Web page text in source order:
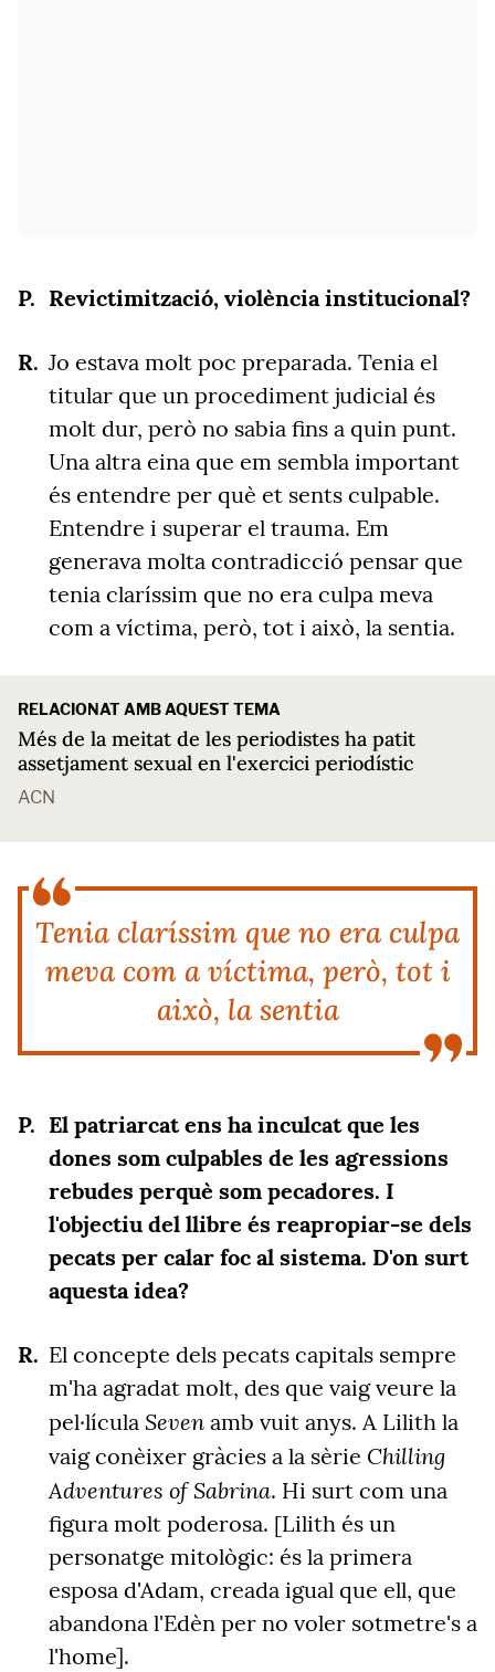
Revictimització, violència institucional?
Jo estava molt poc preparada. Tenia el
titular que un procediment judicial és
molt dur, però no sabia fins a quin punt.
Una altra eina que em sembla important
és entendre per què et sents culpable.
Entendre i superar el trauma. Em
generava molta contradicció pensar que
tenia claríssim que no era culpa meva
com a víctima, però, tot i això, la sentia.
RELACIONAT AMB AQUEST TEMA
Més de la meitat de les periodistes ha patit
assetjament sexual en l'exercici periodístic
ACN
Tenia claríssim que no era culpa
meva com a víctima, però, tot i
això, la sentia
El patriarcat ens ha inculcat que les
dones som culpables de les agressions
rebudes perquè som pecadores. I
l'objectiu del llibre és reapropiar-se dels
pecats per calar foc al sistema. D'on surt
aquesta idea?
El concepte dels pecats capitals sempre
m'ha agradat molt, des que vaig veure la
pel·lícula Seven amb vuit anys. A Lilith la
vaig conèixer gràcies a la sèrie Chilling
Adventures of Sabrina. Hi surt com una
figura molt poderosa. [Lilith és un
personatge mitològic: és la primera
esposa d'Adam, creada igual que ell, que
abandona l'Edèn per no voler sotmetre's a
l'home].